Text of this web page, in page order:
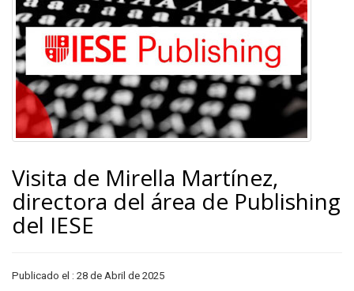
Visita de Mirella Martínez,
directora del área de Publishing
del IESE
Publicado el : 28 de Abril de 2025